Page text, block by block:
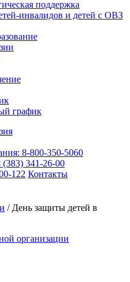
поддержка
инвалидов и детей с ОВЗ
график
8-800-350-5060
341-26-00
122 Контакты
/ День защиты детей в
организации